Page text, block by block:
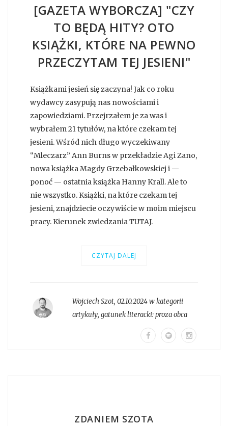
[GAZETA WYBORCZA] "CZY
TO BĘDĄ HITY? OTO
KSIĄŻKI, KTÓRE NA PEWNO
PRZECZYTAM TEJ JESIENI"
Książkami jesień się zaczyna! Jak co roku
wydawcy zasypują nas nowościami i
zapowiedziami. Przejrzałem je za was i
wybrałem 21 tytułów, na które czekam tej
jesieni. Wśród nich długo wyczekiwany
“Mleczarz” Ann Burns w przekładzie Agi Zano,
nowa książka Magdy Grzebałkowskiej i —
ponoć — ostatnia książka Hanny Krall. Ale to
nie wszystko. Książki, na które czekam tej
jesieni, znajdziecie oczywiście w moim miejscu
pracy. Kierunek zwiedzania TUTAJ.
CZYTAJ DALEJ
Wojciech Szot, 02.10.2024 w kategorii
artykuły, gatunek literacki:proza obca
ZDANIEM SZOTA